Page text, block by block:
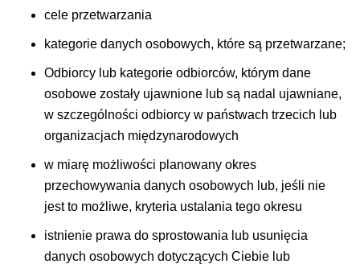
cele przetwarzania
kategorie danych osobowych, które są przetwarzane;
Odbiorcy lub kategorie odbiorców, którym dane
osobowe zostały ujawnione lub są nadal ujawniane,
w szczególności odbiorcy w państwach trzecich lub
organizacjach międzynarodowych
w miarę możliwości planowany okres
przechowywania danych osobowych lub, jeśli nie
jest to możliwe, kryteria ustalania tego okresu
istnienie prawa do sprostowania lub usunięcia
danych osobowych dotyczących Ciebie lub